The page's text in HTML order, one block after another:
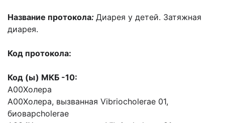
Название протокола: Диарея у детей. Затяжная
диарея.
Код протокола:
Код (ы) МКБ -10:
A00Холера
A00Холера, вызванная Vibriocholerae 01,
биоварcholerae